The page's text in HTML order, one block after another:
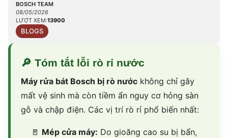
BOSCH TEAM
08/05/2026
LƯỢT XEM:13900
BLOGS
🔎 Tóm tắt lỗi rò rỉ nước
Máy rửa bát Bosch bị rò nước không chỉ gây
mất vệ sinh mà còn tiềm ẩn nguy cơ hỏng sàn
gỗ và chập điện. Các vị trí rò rỉ phổ biến nhất:
🚪 Mép cửa máy: Do gioăng cao su bị bẩn,